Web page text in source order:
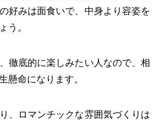
好みは面食いで、中身より容姿を
う。
徹底的に楽しみたい人なので、相
懸命になります。
、ロマンチックな雰囲気づくりは